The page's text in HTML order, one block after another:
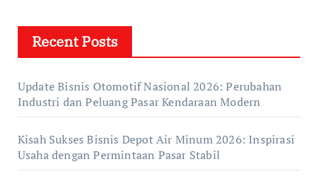
Recent Posts
Update Bisnis Otomotif Nasional 2026: Perubahan
Industri dan Peluang Pasar Kendaraan Modern
Kisah Sukses Bisnis Depot Air Minum 2026: Inspirasi
Usaha dengan Permintaan Pasar Stabil